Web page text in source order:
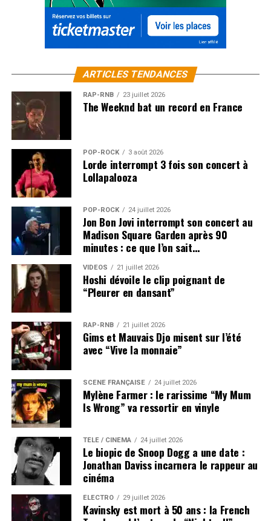
ARTICLES TENDANCES
RAP-RNB 23 juillet 2026
The Weeknd bat un record en France
POP-ROCK 3 août 2026
Lorde interrompt 3 fois son concert à
Lollapalooza
POP-ROCK 24 juillet 2026
Jon Bon Jovi interrompt son concert au
Madison Square Garden après 90
minutes : ce que l’on sait…
VIDEOS 21 juillet 2026
Hoshi dévoile le clip poignant de
“Pleurer en dansant”
RAP-RNB 21 juillet 2026
Gims et Mauvais Djo misent sur l’été
avec “Vive la monnaie”
SCÈNE FRANÇAISE 24 juillet 2026
Mylène Farmer : le rarissime “My Mum
Is Wrong” va ressortir en vinyle
TÉLÉ / CINÉMA 24 juillet 2026
Le biopic de Snoop Dogg a une date :
Jonathan Daviss incarnera le rappeur au
cinéma
ÉLECTRO 29 juillet 2026
Kavinsky est mort à 50 ans : la French